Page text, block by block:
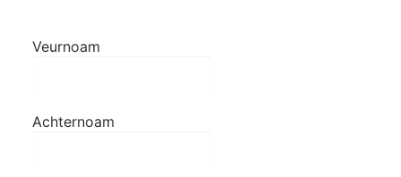
Veurnoam
Achternoam